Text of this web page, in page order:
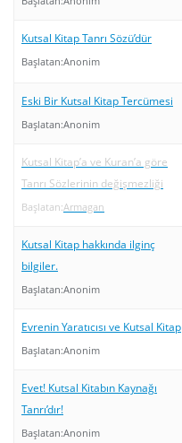
Kutsal Kitap Tanrı Sözü’dür
Başlatan:Anonim
Eski Bir Kutsal Kitap Tercümesi
Başlatan:Anonim
Kutsal Kitap’a ve Kuran’a göre
Tanrı Sözlerinin değişmezliği
Başlatan:Armagan
Kutsal Kitap hakkında ilginç
bilgiler.
Başlatan:Anonim
Evrenin Yaratıcısı ve Kutsal Kitap
Başlatan:Anonim
Evet! Kutsal Kitabın Kaynağı
Tanrı’dır!
Başlatan:Anonim